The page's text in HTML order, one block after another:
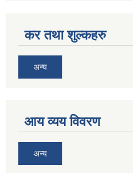
कर तथा शुल्कहरु
अन्य
आय व्यय विवरण
अन्य